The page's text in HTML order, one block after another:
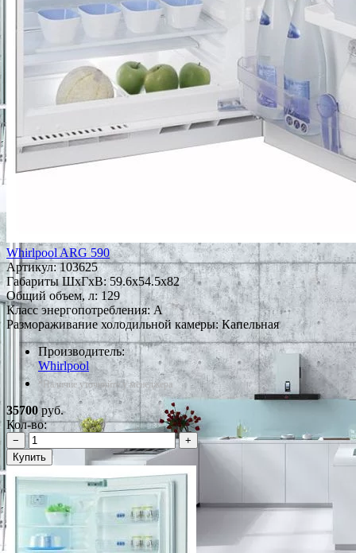
Whirlpool ARG 590
Артикул:103625
Габариты ШxГxВ: 59.6x54.5x82
Общий объем, л: 129
Класс энергопотребления: A
Размораживание холодильной камеры: Капельная
Производитель:
Whirlpool
*Наличие уточняйте у менеджера
35700руб.
Кол-во:
−
+
Купить